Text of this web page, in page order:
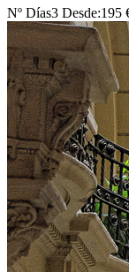
Nº Días3 Desde:195